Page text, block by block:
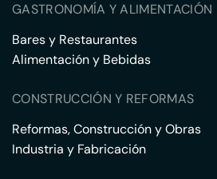
GASTRONOMÍA Y ALIMENTACIÓN
Bares y Restaurantes
Alimentación y Bebidas
CONSTRUCCIÓN Y REFORMAS
Reformas, Construcción y Obras
Industria y Fabricación